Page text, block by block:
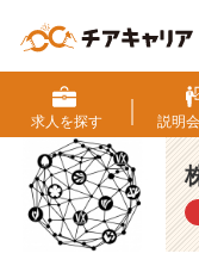
求人を探す 説明